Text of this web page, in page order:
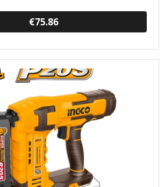
€75.86